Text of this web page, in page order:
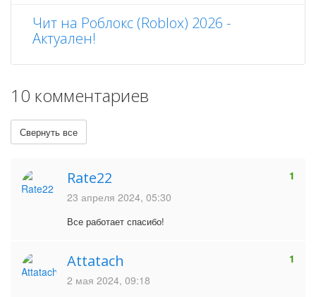
Чит на Роблокс (Roblox) 2026 -
Актуален!
10 комментариев
Свернуть все
Rate22
23 апреля 2024, 05:30
1
Все работает спасибо!
Attatach
2 мая 2024, 09:18
1